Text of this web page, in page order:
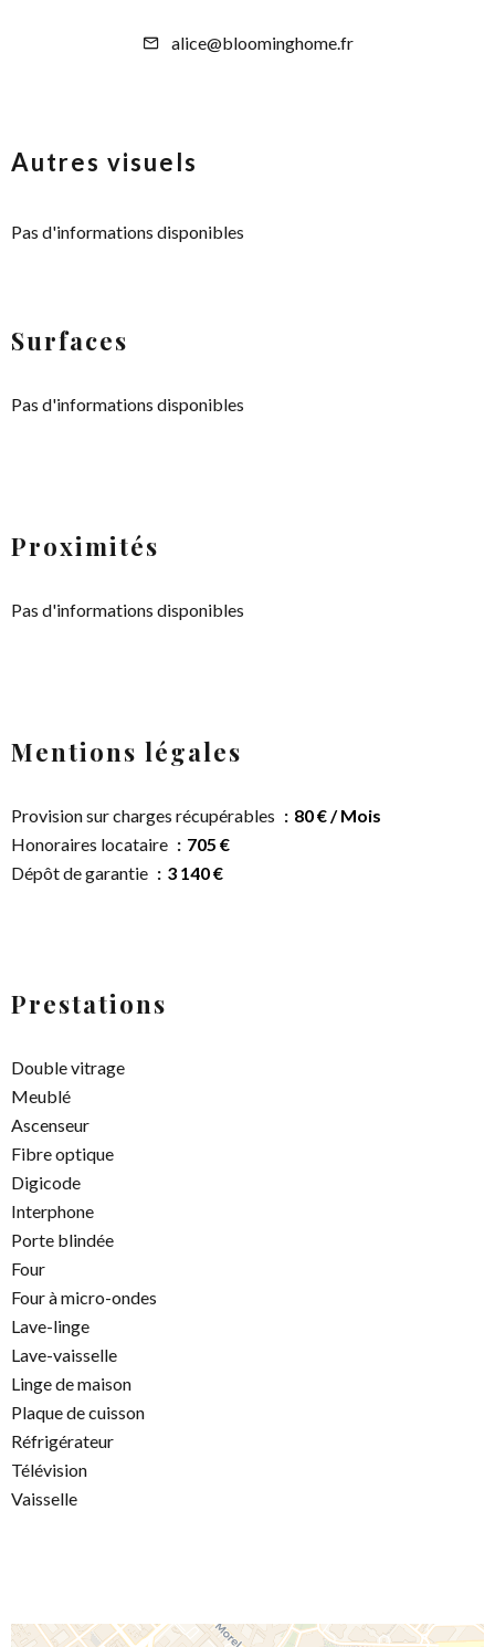
alice@bloominghome.fr
Autres visuels
Pas d'informations disponibles
Surfaces
Pas d'informations disponibles
Proximités
Pas d'informations disponibles
Mentions légales
Provision sur charges récupérables
80 € / Mois
Honoraires locataire
705 €
Dépôt de garantie
3 140 €
Prestations
Double vitrage
Meublé
Ascenseur
Fibre optique
Digicode
Interphone
Porte blindée
Four
Four à micro-ondes
Lave-linge
Lave-vaisselle
Linge de maison
Plaque de cuisson
Réfrigérateur
Télévision
Vaisselle